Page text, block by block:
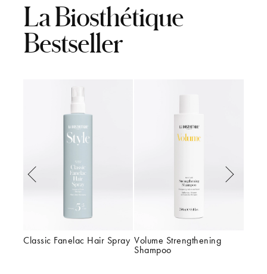
La Biosthétique
Bestseller
Classic Fanelac Hair Spray Volume Strengthening
Shampoo